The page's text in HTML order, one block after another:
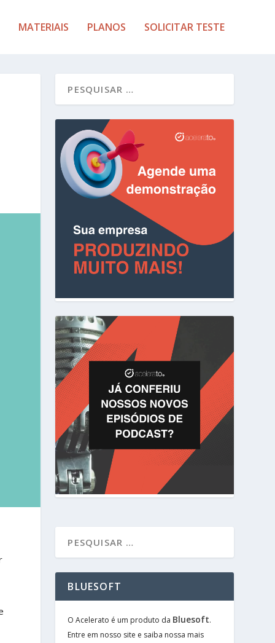
MATERIAIS PLANOS SOLICITAR TESTE
BLUESOFT
O Acelerato é um produto da Bluesoft.
Entre em nosso site e saiba nossa mais